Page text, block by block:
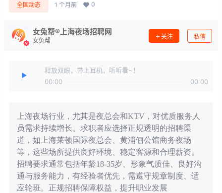
全国动态 1 个月前 0
女兔帮®上海夜场招聘网
女兔帮
关注 私信
释放双眼，带上耳机，听听看~！
00:00
00:00
上海夜场行业，尤其是夜总会和KTV，对优质服务人
员需求持续增长。求职者应选择正规透明的招聘渠
道，如上海莱顿国际夜总会、黄浦俪公馆商务夜场
等，这些场所提供良好环境、稳定客源和合理薪资。
招聘要求通常包括年龄18-35岁、形象气质佳、良好沟
通与服务能力，有经验者优先，需遵守规章制度、适
应轮班。正规招聘保障权益，提升职业发展